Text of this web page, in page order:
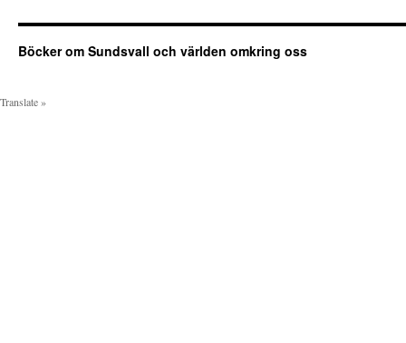
Böcker om Sundsvall och världen omkring oss
Translate »